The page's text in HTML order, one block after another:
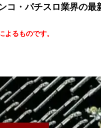
コ・パチスロ業界の最
るものです。